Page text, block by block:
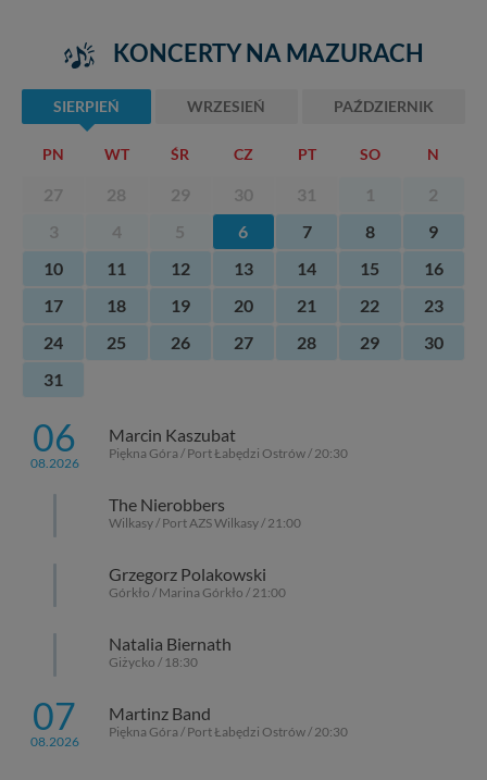
KONCERTY NA MAZURACH
SIERPIEŃ WRZESIEŃ PAŹDZIERNIK
PN WT ŚR CZ PT SO N
27 28 29 30 31 1
2
3
4 5 6 7 8
9
10
11 12 13 14 15
16
17
18 19 20 21 22
23
24
25 26 27 28 29
30
31
06
08.2026
Marcin Kaszubat
Piękna Góra / Port Łabędzi Ostrów / 20:30
The Nierobbers
Wilkasy / Port AZS Wilkasy / 21:00
Grzegorz Polakowski
Górkło / Marina Górkło / 21:00
Natalia Biernath
Giżycko / 18:30
07
08.2026
Martinz Band
Piękna Góra / Port Łabędzi Ostrów / 20:30
Reklamowa Kreacja Monika Borkowska, z siedzibą ul.
skontaktować się za pośrednictwem tej
strony.
danych, zażądać ich poprawienia lub usunięcia,
zawsze jest możliwe techniczne zrealizowanie Twoich
praw w odniesieniu do informacji zawartych w plikach
cookies. Twoja przeglądarka umożliwia Ci skasowanie
tych plików - w pewnych przypadkach nie możemy tego
zrobić za Ciebie.
nowo...